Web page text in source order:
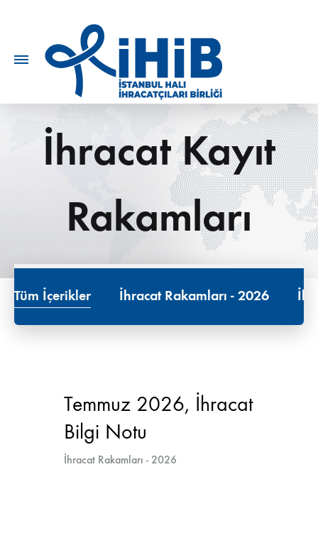
İhracat Kayıt
Rakamları
Tüm İçerikler İhracat Rakamları - 2026
Temmuz 2026, İhracat
Bilgi Notu
İhracat Rakamları - 2026